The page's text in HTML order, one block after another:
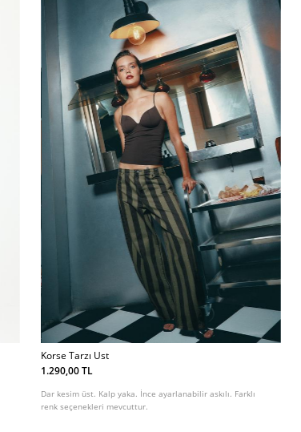
Korse Tarzı Ust
1.290,00 TL
Dar kesim üst. Kalp yaka. İnce ayarlanabilir askılı. Farklı
renk seçenekleri mevcuttur.